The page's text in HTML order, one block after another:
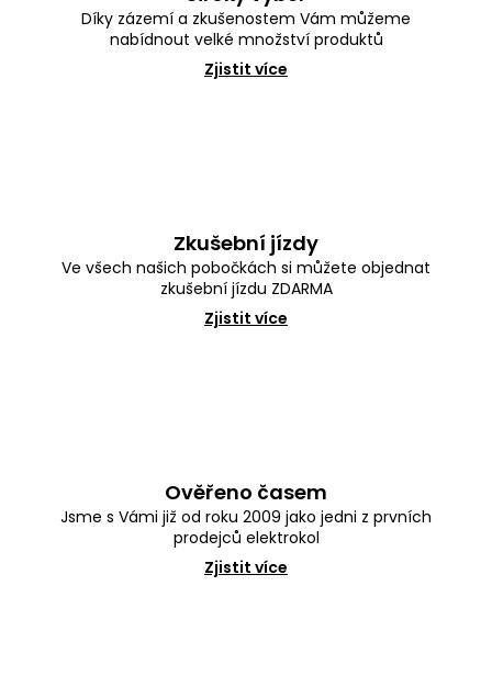
v
ý
p
Díky zázemí a zkušenostem Vám můžeme
nabídnout velké množství produktů
Zjistit více
Zkušební jízdy
Ve všech našich pobočkách si můžete objednat
zkušební jízdu ZDARMA
Zjistit více
Ověřeno časem
Jsme s Vámi již od roku 2009 jako jedni z prvních
prodejců elektrokol
Zjistit více